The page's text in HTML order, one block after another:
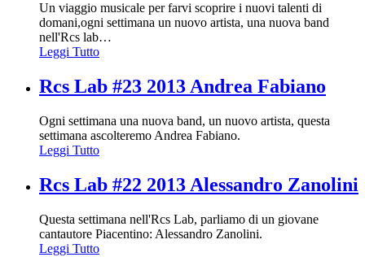
Un viaggio musicale per farvi scoprire i nuovi talenti di
domani,ogni settimana un nuovo artista, una nuova band
nell'Rcs lab…
Leggi Tutto
Rcs Lab #23 2013 Andrea Fabiano
Ogni settimana una nuova band, un nuovo artista, questa
settimana ascolteremo Andrea Fabiano.
Leggi Tutto
Rcs Lab #22 2013 Alessandro Zanolini
Questa settimana nell'Rcs Lab, parliamo di un giovane
cantautore Piacentino: Alessandro Zanolini.
Leggi Tutto